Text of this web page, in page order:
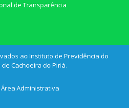
de Transparência
ao Instituto de Previdência do
Cachoeira do Piriá.
Administrativa